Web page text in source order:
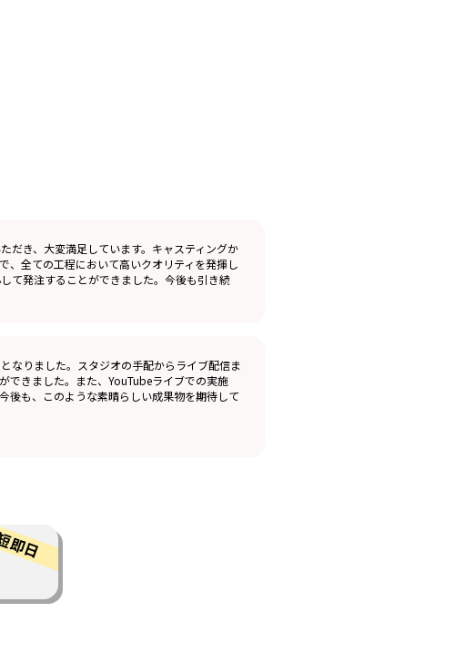
だき、大変満足しています。キャスティングか
、全ての工程において高いクオリティを発揮し
て発注することができました。今後も引き続
なりました。スタジオの手配からライブ配信ま
できました。また、YouTubeライブでの実施
後も、このような素晴らしい成果物を期待して